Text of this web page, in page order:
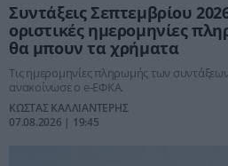
Συντάξεις Σεπτεμβρίου
οριστικές ημερομηνίες
θα μπουν τα χρήματα
Τις ημερομηνίες πληρωμής των
ανακοίνωσε ο e-ΕΦΚΑ.
ΚΩΣΤΑΣ ΚΑΛΛΙΑΝΤΕΡΗΣ
07.08.2026 | 19:45